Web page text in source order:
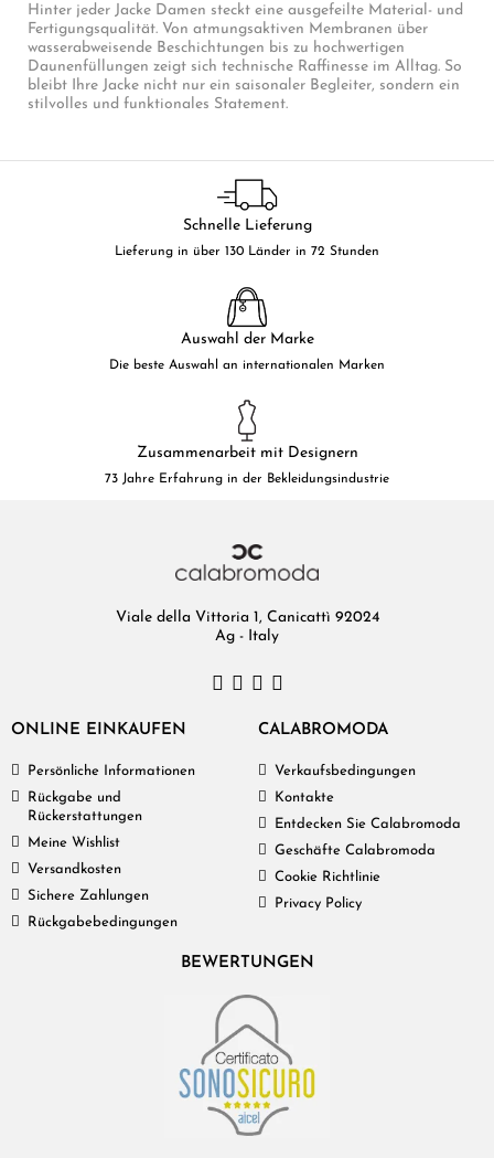
Hinter jeder Jacke Damen steckt eine ausgefeilte Material- und
Fertigungsqualität. Von atmungsaktiven Membranen über
wasserabweisende Beschichtungen bis zu hochwertigen
Daunenfüllungen zeigt sich technische Raffinesse im Alltag. So
bleibt Ihre Jacke nicht nur ein saisonaler Begleiter, sondern ein
stilvolles und funktionales Statement.
Schnelle Lieferung
Lieferung in über 130 Länder in 72 Stunden
Auswahl der Marke
Die beste Auswahl an internationalen Marken
Zusammenarbeit mit Designern
73 Jahre Erfahrung in der Bekleidungsindustrie
Viale della Vittoria 1, Canicattì 92024
Ag - Italy
ONLINE EINKAUFEN
Persönliche Informationen
Rückgabe und
Rückerstattungen
Meine Wishlist
Versandkosten
Sichere Zahlungen
Rückgabebedingungen
CALABROMODA
Verkaufsbedingungen
Kontakte
Entdecken Sie Calabromoda
Geschäfte Calabromoda
Cookie Richtlinie
Privacy Policy
BEWERTUNGEN